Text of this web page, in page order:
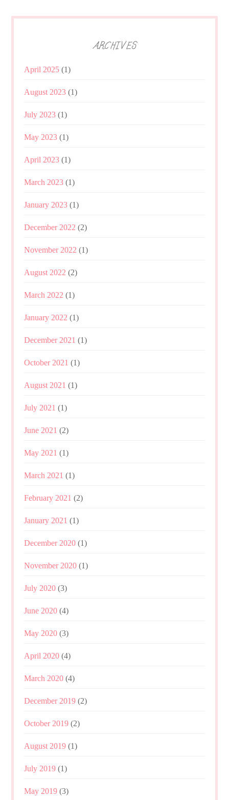
ARCHIVES
April 2025 (1)
August 2023 (1)
July 2023 (1)
May 2023 (1)
April 2023 (1)
March 2023 (1)
January 2023 (1)
December 2022 (2)
November 2022 (1)
August 2022 (2)
March 2022 (1)
January 2022 (1)
December 2021 (1)
October 2021 (1)
August 2021 (1)
July 2021 (1)
June 2021 (2)
May 2021 (1)
March 2021 (1)
February 2021 (2)
January 2021 (1)
December 2020 (1)
November 2020 (1)
July 2020 (3)
June 2020 (4)
May 2020 (3)
April 2020 (4)
March 2020 (4)
December 2019 (2)
October 2019 (2)
August 2019 (1)
July 2019 (1)
May 2019 (3)